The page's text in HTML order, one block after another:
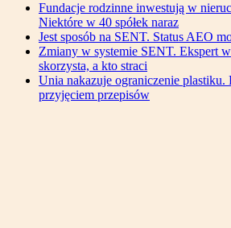
Fundacje rodzinne inwestują w
Niektóre w 40 spółek naraz
Jest sposób na SENT. Status AEO
Zmiany w systemie SENT. Ekspert
skorzysta, a kto straci
Unia nakazuje ograniczenie plastiku.
przyjęciem przepisów